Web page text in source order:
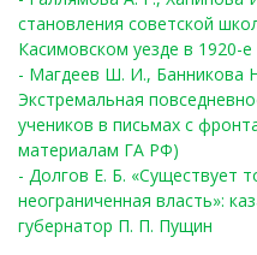
становления советской
Касимовском уезде в 1920-е
- Магдеев Ш. И., Банникова
Экстремальная
учеников в письмах с
материалам ГА РФ)
- Долгов Е. Б. «Существует
неограниченная власть»:
губернатор П. П. Пущин